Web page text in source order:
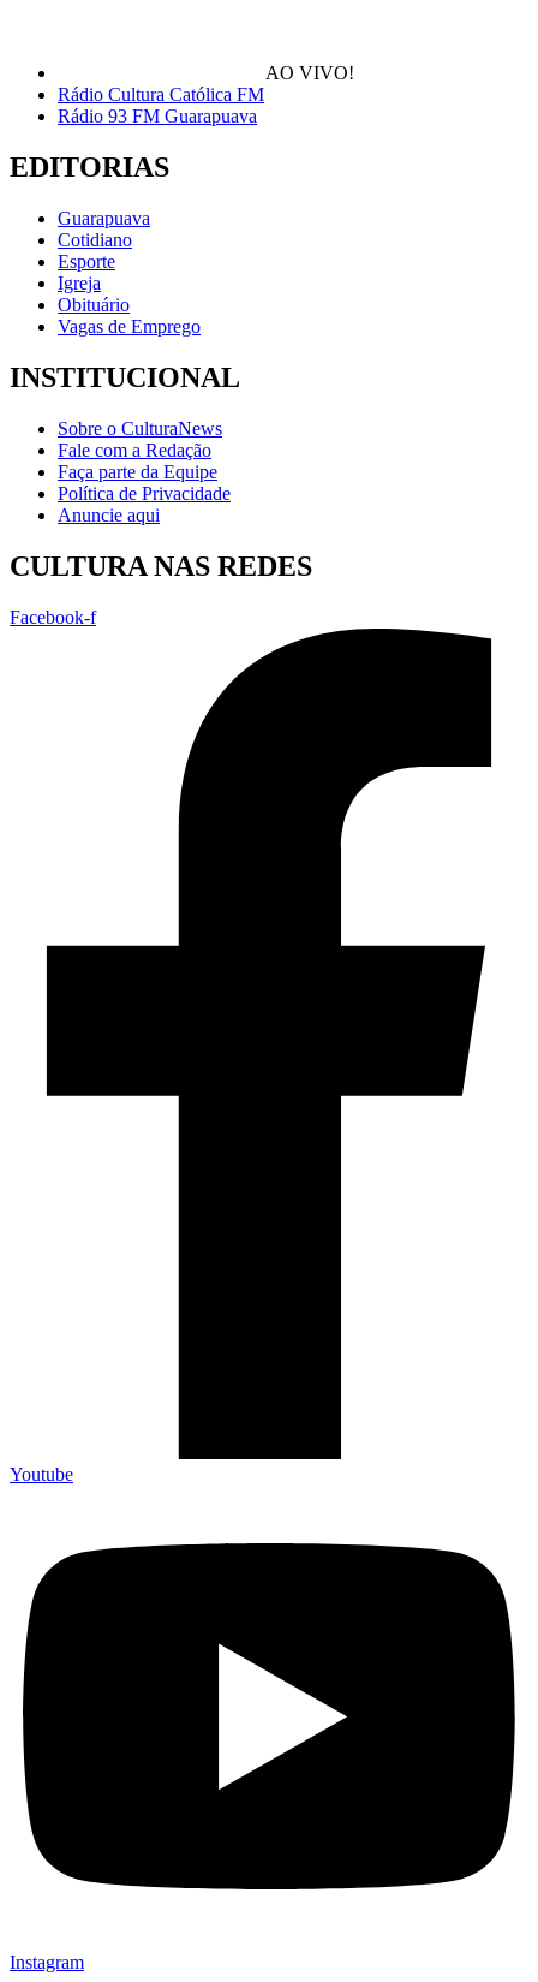
AO VIVO!
Rádio Cultura Católica FM
Rádio 93 FM Guarapuava
EDITORIAS
Guarapuava
Cotidiano
Esporte
Igreja
Obituário
Vagas de Emprego
INSTITUCIONAL
Sobre o CulturaNews
Fale com a Redação
Faça parte da Equipe
Política de Privacidade
Anuncie aqui
CULTURA NAS REDES
Facebook-f
Youtube
Instagram